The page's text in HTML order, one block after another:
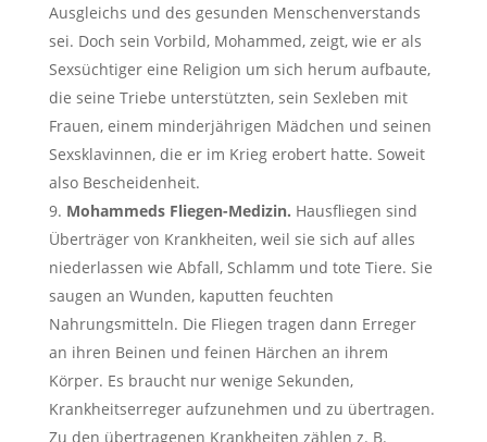
Ausgleichs und des gesunden Menschenverstands
sei. Doch sein Vorbild, Mohammed, zeigt, wie er als
Sexsüchtiger eine Religion um sich herum aufbaute,
die seine Triebe unterstützten, sein Sexleben mit
Frauen, einem minderjährigen Mädchen und seinen
Sexsklavinnen, die er im Krieg erobert hatte. Soweit
also Bescheidenheit.
Mohammeds Fliegen-Medizin. Hausfliegen sind
Überträger von Krankheiten, weil sie sich auf alles
niederlassen wie Abfall, Schlamm und tote Tiere. Sie
saugen an Wunden, kaputten feuchten
Nahrungsmitteln. Die Fliegen tragen dann Erreger
an ihren Beinen und feinen Härchen an ihrem
Körper. Es braucht nur wenige Sekunden,
Krankheitserreger aufzunehmen und zu übertragen.
Zu den übertragenen Krankheiten zählen z. B.